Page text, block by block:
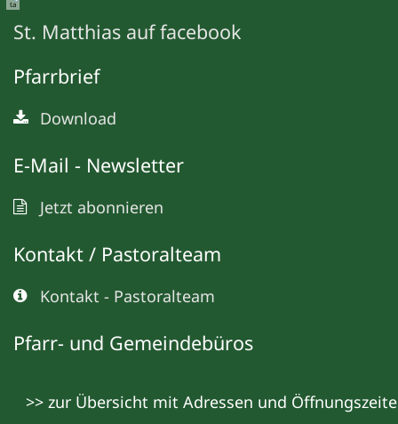
ta
St. Matthias auf facebook
Pfarrbrief
Download
E-Mail - Newsletter
Jetzt abonnieren
Kontakt / Pastoralteam
Kontakt - Pastoralteam
Pfarr- und Gemeindebüros
>> zur Übersicht mit Adressen und